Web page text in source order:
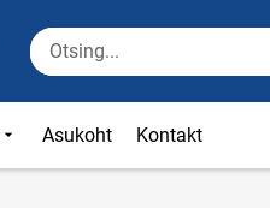
Asukoht Kontakt